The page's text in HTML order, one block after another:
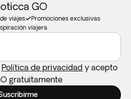
GO
viajes
Promociones exclusivas
viajera
Política de privacidad y acepto
gratuitamente